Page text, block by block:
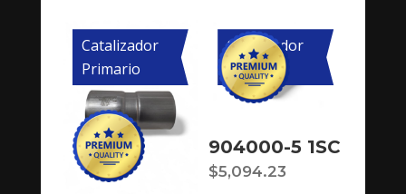
Catalizador
Primario
Catalizador
Primario
904000-5 1SC
$5,094.23